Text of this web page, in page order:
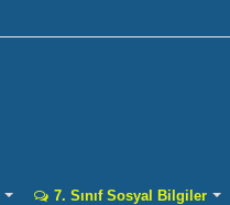
7. Sınıf Sosyal Bilgiler